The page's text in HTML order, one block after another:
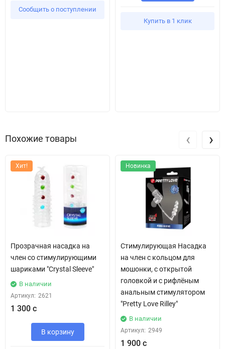
Сообщить о поступлении
Купить в 1 клик
Похожие товары
Хит!
Прозрачная насадка на
член со стимулирующими
шариками "Crystal Sleeve"
В наличии
Артикул: 2621
1 300 с
В корзину
Новинка
Стимулирующая Насадка
на член с кольцом для
мошонки, с открытой
головкой и с рифлёным
анальным стимулятором
"Pretty Love Rilley"
В наличии
Артикул: 2949
1 900 с
‹ ›